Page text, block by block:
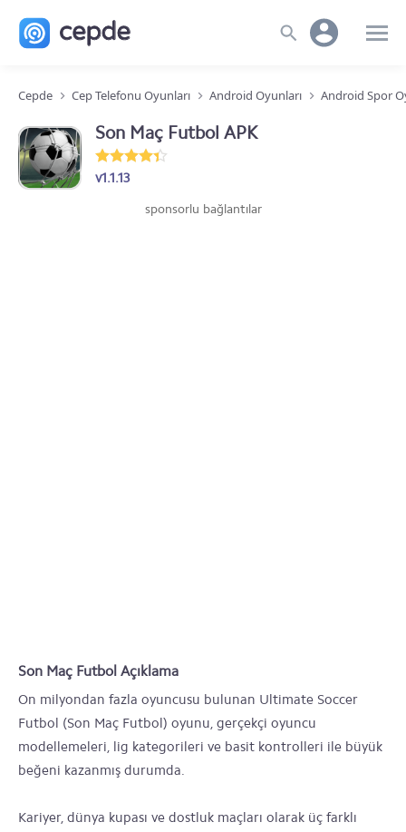
Cepde Cep Telefonu Oyunları Android Oyunları Android Spor
Son Maç Futbol APK
v1.1.13
sponsorlu bağlantılar
Son Maç Futbol Açıklama
On milyondan fazla oyuncusu bulunan Ultimate Soccer
Futbol (Son Maç Futbol) oyunu, gerçekçi oyuncu
modellemeleri, lig kategorileri ve basit kontrolleri ile büyük
beğeni kazanmış durumda.
Kariyer, dünya kupası ve dostluk maçları olarak üç farklı